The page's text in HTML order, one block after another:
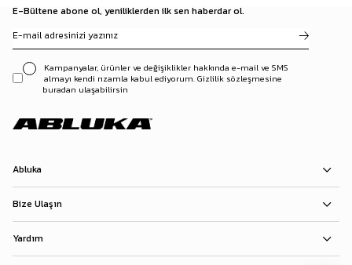
E-Bültene abone ol, yeniliklerden ilk sen haberdar ol.
Kampanyalar, ürünler ve değişiklikler hakkında e-mail ve SMS
almayı kendi rızamla kabul ediyorum. Gizlilik sözleşmesine
buradan ulaşabilirsin
Abluka
Bize Ulaşın
Yardım